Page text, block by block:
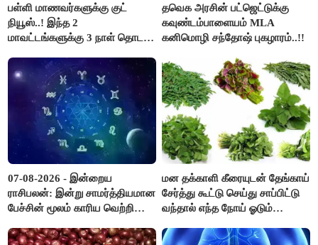
பள்ளி மாணவர்களுக்கு குட்
நியூஸ்..! இந்த 2
மாவட்டங்களுக்கு 3 நாள் தொடர்
தவெக அரசின் பட்ஜெட்டுக்கு
கவுண்டம்பாளையம் MLA
கனிமொழி சந்தோஷ் புகழாரம்..!!
07-08-2026 - இன்றைய
ராசிபலன்: இன்று சாமர்த்தியமான
பேச்சின் மூலம் காரிய வெற்றி
பொறுப்புகளை ஒப்படைப்பதில்
மன தக்காளி கீரையுடன் தேங்காய்
சேர்த்து கூட்டு செய்து சாப்பிட்டு
வந்தால் எந்த நோய் ஓடும்